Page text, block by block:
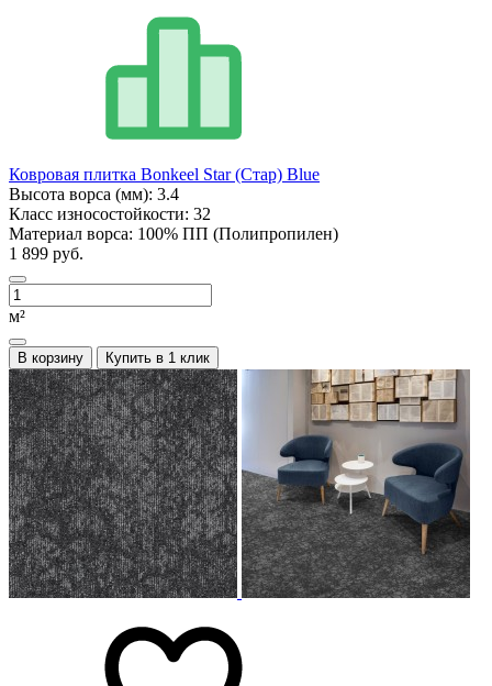
Ковровая плитка Bonkeel Star (Стар) Blue
Высота ворса (мм): 3.4
Класс износостойкости: 32
Материал ворса: 100% ПП (Полипропилен)
1 899 руб.
м²
В корзину Купить в 1 клик